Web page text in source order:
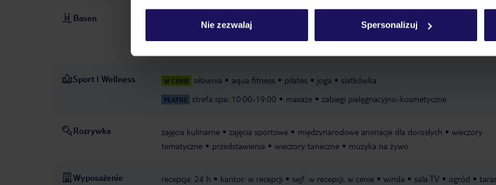
Nie zezwalaj Spersonalizuj
Basen basen: zewnętrzny, ze słodką wodą, leżaki: w cenie, parasole
basen typu
PRESTIGE": dla gości zakwaterowanych w pokojach Star Prestige: za opłatą, ze słodką wodą,
Sport i Wellness W CENIE siłownia aqua fitness pilates joga siatkówka
PŁATNE strefa spa: 10:00-19:00 masaże zabiegi pielęgnacyjno-kosmetyczne
Rozrywka zajęcia kulinarne zajęcia sportowe międzynarodowe animacje dla dorosłych
wieczory
tematyczne
przedstawienia wieczory taneczne muzyka na żywo
Wyposażenie recepcja: 24 h kantor: w recepcji sejf: w recepcji, w cenie winda sala TV ogród